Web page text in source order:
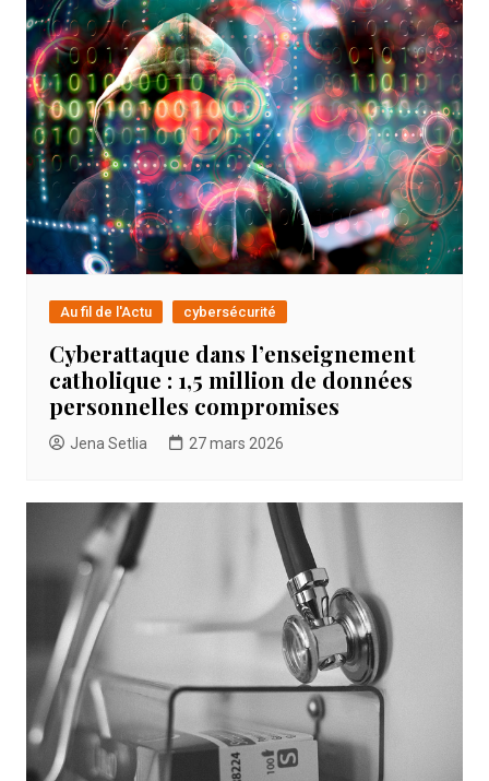
Au fil de l'Actu cybersécurité
Cyberattaque dans l’enseignement
catholique : 1,5 million de données
personnelles compromises
Jena Setlia 27 mars 2026